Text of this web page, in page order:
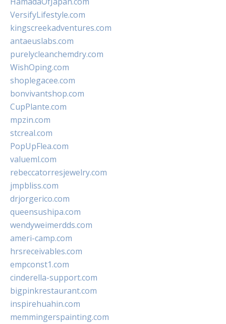
VersifyLifestyle.com
kingscreekadventures.com
antaeuslabs.com
purelycleanchemdry.com
WishOping.com
shoplegacee.com
bonvivantshop.com
CupPlante.com
mpzin.com
stcreal.com
PopUpFlea.com
valueml.com
rebeccatorresjewelry.com
jmpbliss.com
drjorgerico.com
queensushipa.com
wendyweimerdds.com
ameri-camp.com
hrsreceivables.com
empconst1.com
cinderella-support.com
bigpinkrestaurant.com
inspirehuahin.com
memmingerspainting.com